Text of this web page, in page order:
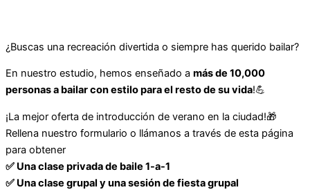
¿Buscas una recreación divertida o siempre has querido bailar?
En nuestro estudio, hemos enseñado a más de 10,000
personas a bailar con estilo para el resto de su vida!💪
¡La mejor oferta de introducción de verano en la ciudad!🎁
Rellena nuestro formulario o llámanos a través de esta página
para obtener
✅ Una clase privada de baile 1-a-1
✅ Una clase grupal y una sesión de fiesta grupal